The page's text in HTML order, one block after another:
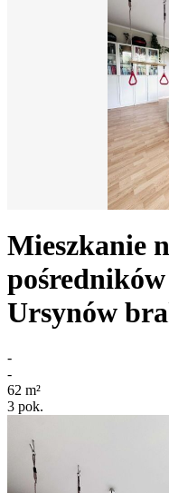
Mieszkanie
pośredników
Ursynów
-
-
62 m²
3 pok.